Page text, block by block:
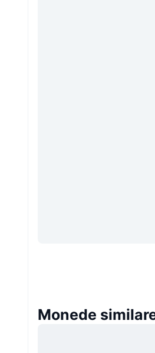
Monede